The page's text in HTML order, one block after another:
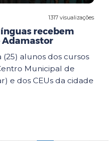
1317 visualizações
recebem
Adamastor
alunos dos cursos
Municipal de
e dos CEUs da cidade